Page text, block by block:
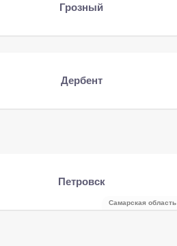
Грозный
Дербент
Петровск
Самарская область